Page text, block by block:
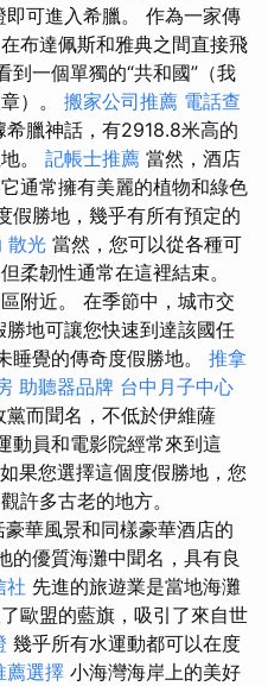
可進入希臘。 作為一家傳
布達佩斯和雅典之間直接飛
到一個單獨的“共和國”（我
）。 搬家公司推薦 電話查
臘神話，有2918.8米高的
。 記帳士推薦 當然，酒店
通常擁有美麗的植物和綠色
假勝地，幾乎有所有預定的
散光 當然，您可以從各種可
柔韌性通常在這裡結束。
附近。 在季節中，城市交
地可讓您快速到達該國任
覺的傳奇度假勝地。 推拿
助聽器品牌 台中月子中心
黨而聞名，不低於伊維薩
動員和電影院經常來到這
如果您選擇這個度假勝地，您
許多古老的地方。
華風景和同樣豪華酒店的
的優質海灘中聞名，具有良
社 先進的旅遊業是當地海灘
歐盟的藍旗，吸引了來自世
幾乎所有水運動都可以在度
薦選擇 小海灣海岸上的美好